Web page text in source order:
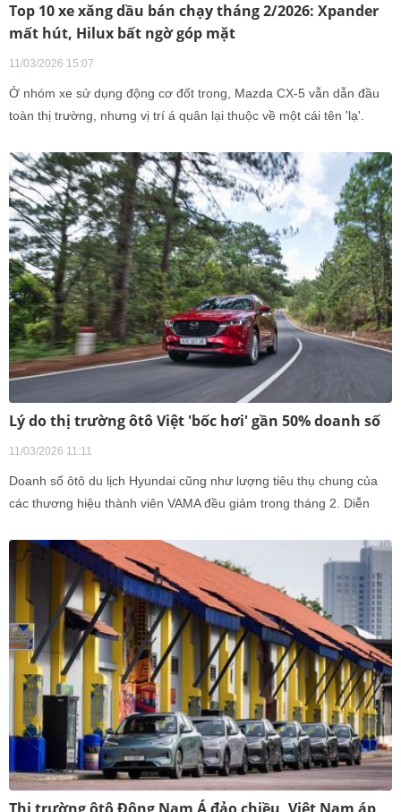
Top 10 xe xăng dầu bán chạy tháng 2/2026: Xpander
mất hút, Hilux bất ngờ góp mặt
11/03/2026 15:07
Ở nhóm xe sử dụng động cơ đốt trong, Mazda CX-5 vẫn dẫn đầu
toàn thị trường, nhưng vị trí á quân lại thuộc về một cái tên 'lạ'.
Lý do thị trường ôtô Việt 'bốc hơi' gần 50% doanh số
11/03/2026 11:11
Doanh số ôtô du lịch Hyundai cũng như lượng tiêu thụ chung của
các thương hiệu thành viên VAMA đều giảm trong tháng 2. Diễn